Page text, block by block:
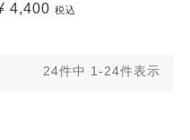
4,400 税込
24件中 1-24件表示